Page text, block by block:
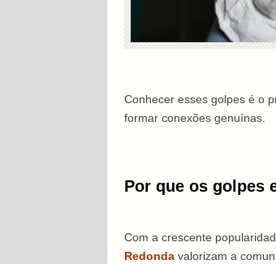
Conhecer esses golpes é o
formar conexões genuínas.
Por que os golpes
Com a crescente
Redonda valorizam a